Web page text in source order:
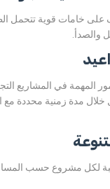
على خامات قوية تتحمل
والصدأ.
المهمة في المشاريع
خلال مدة زمنية محددة
لكل مشروع حسب